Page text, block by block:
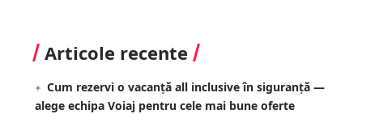
Articole recente
Cum rezervi o vacanță all inclusive în siguranță —
alege echipa Voiaj pentru cele mai bune oferte